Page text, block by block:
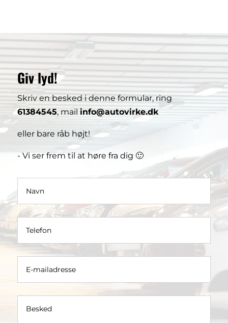
Giv lyd!
Skriv en besked i denne formular, ring
61384545, mail info@autovirke.dk
eller bare råb højt!
- Vi ser frem til at høre fra dig 🙂